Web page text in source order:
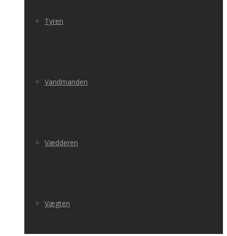
Tyren
Vandmanden
Vædderen
Vægten